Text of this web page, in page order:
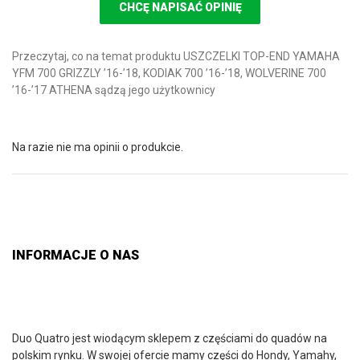
CHCĘ NAPISAĆ OPINIĘ
Przeczytaj, co na temat produktu USZCZELKI TOP-END YAMAHA
YFM 700 GRIZZLY ’16-’18, KODIAK 700 ’16-’18, WOLVERINE 700
’16-’17 ATHENA sądzą jego użytkownicy
Na razie nie ma opinii o produkcie.
INFORMACJE O NAS
Duo Quatro jest wiodącym sklepem z częściami do quadów na
polskim rynku. W swojej ofercie mamy części do Hondy, Yamahy,